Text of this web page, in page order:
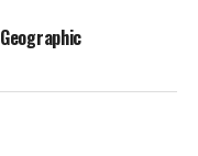
Geographic